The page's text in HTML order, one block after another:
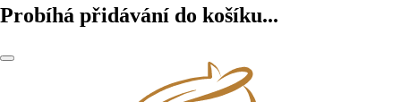
Probíhá přidávání do košíku...